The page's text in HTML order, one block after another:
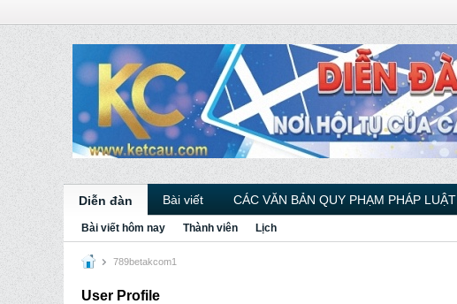
Diễn đàn Bài viết CÁC VĂN BẢN QUY PHẠM PHÁP LUẬT
Bài viết hôm nay Thành viên Lịch
789betakcom1
User Profile